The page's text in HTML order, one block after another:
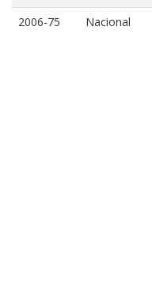
2006-75 Nacional